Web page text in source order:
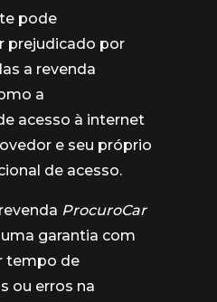
pode
prejudicado por
a revenda
a
acesso à internet
e seu próprio
de acesso.
ProcuroCar
garantia com
tempo de
ou erros na